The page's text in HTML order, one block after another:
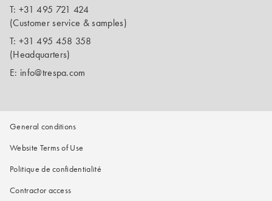
T: +31 495 721 424
(Customer service & samples)
T: +31 495 458 358
(Headquarters)
E: info@trespa.com
General conditions
Website Terms of Use
Politique de confidentialité
Contractor access